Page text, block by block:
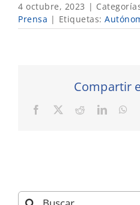
4 octubre, 2023 |
Prensa | Etiquetas:
Compartir
Facebook Reddit
Buscar: